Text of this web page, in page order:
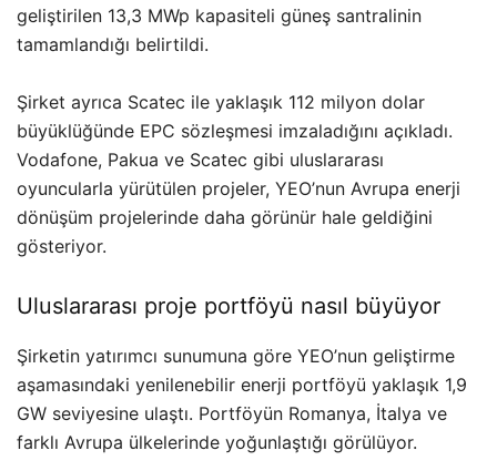
geliştirilen 13,3 MWp kapasiteli güneş santralinin
tamamlandığı belirtildi.
Şirket ayrıca Scatec ile yaklaşık 112 milyon dolar
büyüklüğünde EPC sözleşmesi imzaladığını açıkladı.
Vodafone, Pakua ve Scatec gibi uluslararası
oyuncularla yürütülen projeler, YEO’nun Avrupa enerji
dönüşüm projelerinde daha görünür hale geldiğini
gösteriyor.
Uluslararası proje portföyü nasıl büyüyor
Şirketin yatırımcı sunumuna göre YEO’nun geliştirme
aşamasındaki yenilenebilir enerji portföyü yaklaşık 1,9
GW seviyesine ulaştı. Portföyün Romanya, İtalya ve
farklı Avrupa ülkelerinde yoğunlaştığı görülüyor.